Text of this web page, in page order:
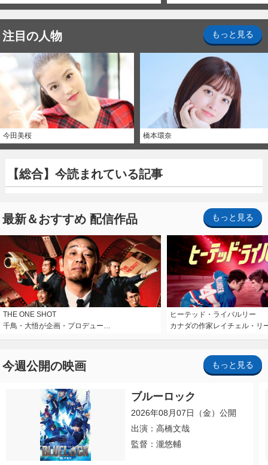
注目の人物 もっと見る
今田美桜 橋本環奈
【総合】今読まれている記事
最新＆おすすめ 配信作品 もっと見る
THE ONE SHOT
千鳥・大悟が企画・プロデュー…
ヒーテッド・ライバルリー
カナダの作家レイチェル・リ
今週公開の映画 もっと見る
ブルーロック
2026年08月07日（金）公開
出演：高橋文哉
監督：瀧悠輔